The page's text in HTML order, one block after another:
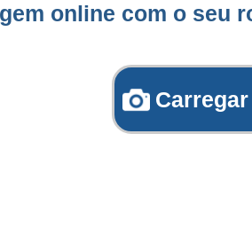
online com o seu